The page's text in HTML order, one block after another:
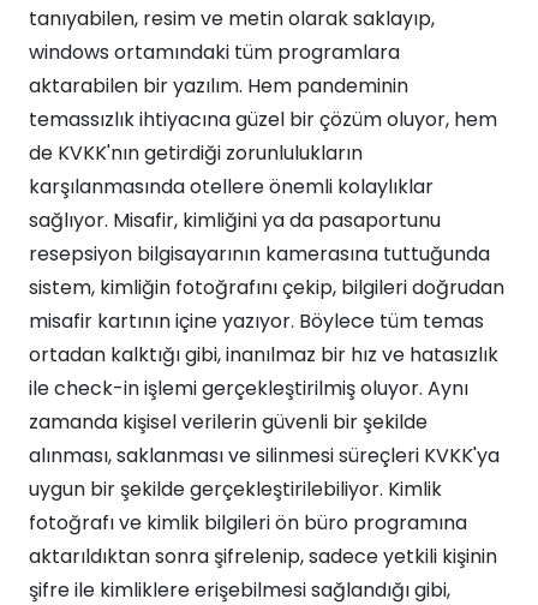
tanıyabilen, resim ve metin olarak saklayıp,
windows ortamındaki tüm programlara
aktarabilen bir yazılım. Hem pandeminin
temassızlık ihtiyacına güzel bir çözüm oluyor, hem
de KVKK'nın getirdiği zorunlulukların
karşılanmasında otellere önemli kolaylıklar
sağlıyor. Misafir, kimliğini ya da pasaportunu
resepsiyon bilgisayarının kamerasına tuttuğunda
sistem, kimliğin fotoğrafını çekip, bilgileri doğrudan
misafir kartının içine yazıyor. Böylece tüm temas
ortadan kalktığı gibi, inanılmaz bir hız ve hatasızlık
ile check-in işlemi gerçekleştirilmiş oluyor. Aynı
zamanda kişisel verilerin güvenli bir şekilde
alınması, saklanması ve silinmesi süreçleri KVKK'ya
uygun bir şekilde gerçekleştirilebiliyor. Kimlik
fotoğrafı ve kimlik bilgileri ön büro programına
aktarıldıktan sonra şifrelenip, sadece yetkili kişinin
şifre ile kimliklere erişebilmesi sağlandığı gibi,